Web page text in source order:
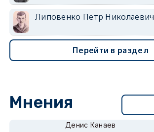
Липовенко Петр Николаевич
Перейти в раздел
Мнения
Денис Канаев